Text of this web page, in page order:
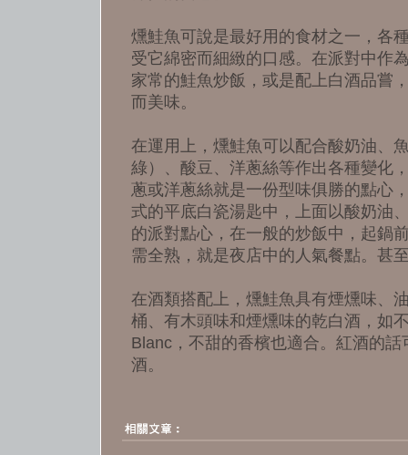
燻鮭魚可說是最好用的食材之一，各
受它綿密而細緻的口感。在派對中作
家常的鮭魚炒飯，或是配上白酒品嘗
而美味。
在運用上，燻鮭魚可以配合酸奶油、
綠）、酸豆、洋蔥絲等作出各種變化
蔥或洋蔥絲就是一份型味俱勝的點心
式的平底白瓷湯匙中，上面以酸奶油
的派對點心，在一般的炒飯中，起鍋
需全熟，就是夜店中的人氣餐點。甚
在酒類搭配上，燻鮭魚具有煙燻味、
桶、有木頭味和煙燻味的乾白酒，如
Blanc，不甜的香檳也適合。紅酒的
酒。